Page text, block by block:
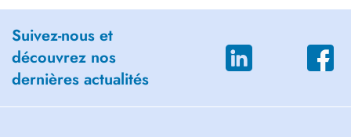
Suivez-nous et
découvrez nos
dernières actualités